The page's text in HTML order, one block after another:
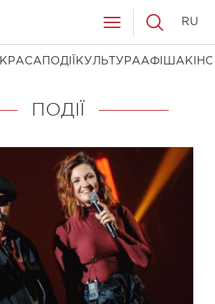
КРАСА ПОДІЇ КУЛЬТУРААФІША КІНО
RU
ПОДІЇ